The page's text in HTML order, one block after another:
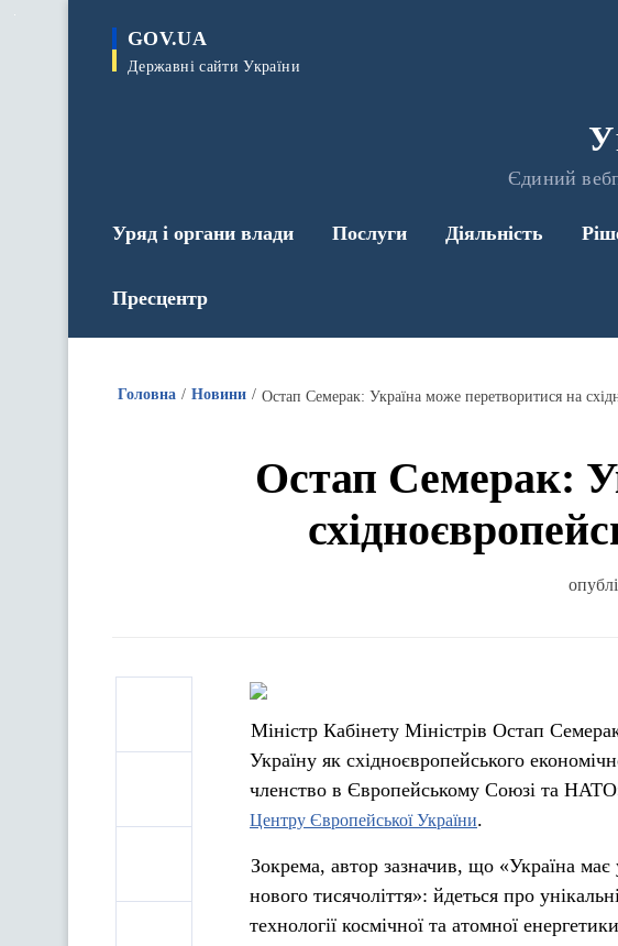
GOV.UA
Державні сайти України
Єдиний
Уряд і органи влади Послуги Діяльність
Пресцентр
Головна Новини Остап Семерак: Україна може перетворитися на
Остап Семерак:
Міністр Кабінету Міністрів Остап
Україну як східноєвропейського
членство в Європейському Союзі та
Центру Європейської України.
Зокрема, автор зазначив, що «Україна
нового тисячоліття»: йдеться про
технології космічної та атомної